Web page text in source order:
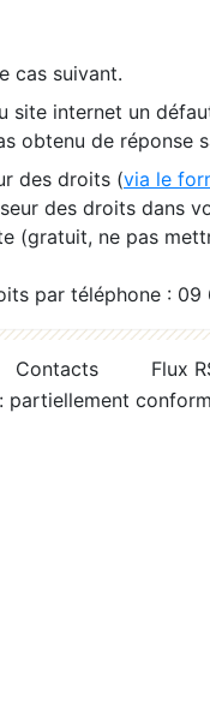
cas suivant.
site internet un
obtenu de réponse
des droits (via le
des droits dans
(gratuit, ne pas
par téléphone :
Contacts
Flux
partiellement